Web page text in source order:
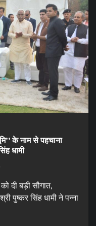
के नाम से पहचाना
धामी
दी बड़ी सौगात,
पुष्कर सिंह धामी ने पन्ना